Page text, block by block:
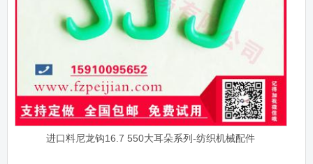
进口料尼龙钩16.7 550大耳朵系列-纺织机械配件